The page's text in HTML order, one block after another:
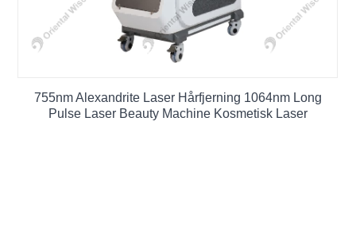
755nm Alexandrite Laser Hårfjerning 1064nm Long
Pulse Laser Beauty Machine Kosmetisk Laser